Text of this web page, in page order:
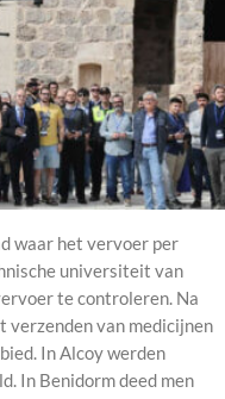
waar het vervoer per
universiteit van
te controleren. Na
verzenden van medicijnen
In Alcoy werden
In Benidorm deed men